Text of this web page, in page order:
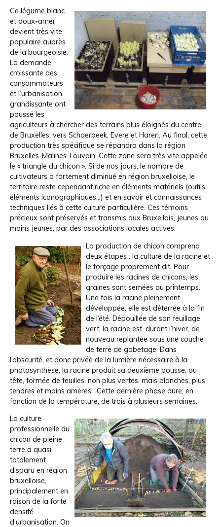
Ce légume blanc
et doux-amer
devient très vite
populaire auprès
de la bourgeoisie.
La demande
croissante des
consommateurs
et l’urbanisation
grandissante ont
poussé les
agriculteurs à chercher des terrains plus éloignés du centre
de Bruxelles, vers Schaerbeek, Evere et Haren. Au final, cette
production très spécifique se répandra dans la région
Bruxelles-Malines-Louvain. Cette zone sera très vite appelée
le « triangle du chicon ». Si de nos jours, le nombre de
cultivateurs a fortement diminué en région bruxelloise, le
territoire reste cependant riche en éléments matériels (outils,
éléments iconographiques…) et en savoir et connaissances
techniques liés à cette culture particulière. Ces témoins
précieux sont préservés et transmis aux Bruxellois, jeunes ou
moins jeunes, par des associations locales actives.
La production de chicon comprend
deux étapes : la culture de la racine et
le forçage proprement dit. Pour
produire les racines de chicons, les
graines sont semées au printemps.
Une fois la racine pleinement
développée, elle est déterrée à la fin
de l’été. Dépouillée de son feuillage
vert, la racine est, durant l’hiver, de
nouveau replantée sous une couche
de terre de gobetage. Dans
l’obscurité, et donc privée de la lumière nécessaire à la
photosynthèse, la racine produit sa deuxième pousse, ou
tête, formée de feuilles, non plus vertes, mais blanches, plus
tendres et moins amères. Cette dernière phase dure, en
fonction de la température, de trois à plusieurs semaines.
La culture
professionnelle du
chicon de pleine
terre a quasi
totalement
disparu en région
bruxelloise,
principalement en
raison de la forte
densité
d’urbanisation. On